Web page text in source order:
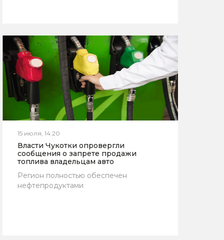
15 июля, 14:20
Власти Чукотки опровергли
сообщения о запрете продажи
топлива владельцам авто
Регион полностью обеспечен
нефтепродуктами